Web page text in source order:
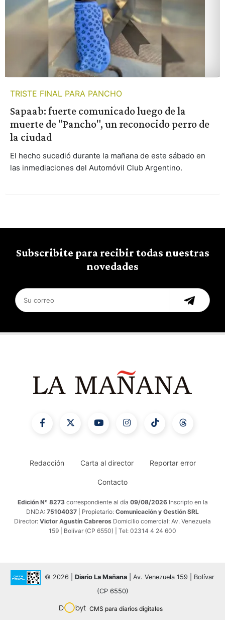
TRISTE FINAL PARA PANCHO
Sapaab: fuerte comunicado luego de la
muerte de "Pancho", un reconocido perro de
la ciudad
El hecho sucedió durante la mañana de este sábado en
las inmediaciones del Automóvil Club Argentino.
Subscribite para recibir todas nuestras
novedades
Redacción Carta al director Reportar error
Contacto
Edición Nº 8273 correspondiente al día 09/08/2026 Inscripto en la
DNDA: 75104037 | Propietario: Comunicación y Gestión SRL
Director: Victor Agustín Cabreros Domicilio comercial: Av. Venezuela
159 | Bolívar (CP 6550) | Tel: 02314 4 24 600
© 2026 | Diario La Mañana | Av. Venezuela 159 | Bolívar
(CP 6550)
CMS para diarios digitales